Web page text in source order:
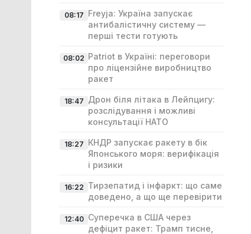
08:17 Freyja: Україна запускає
антибалістичну систему —
перші тести готують
08:02 Patriot в Україні: переговори
про ліцензійне виробництво
ракет
18:47 Дрон біля літака в Лейпцигу:
розслідування і можливі
консультації НАТО
18:27 КНДР запускає ракету в бік
Японського моря: верифікація
і ризики
16:22 Тирзепатид і інфаркт: що саме
доведено, а що ще перевірити
12:40 Суперечка в США через
дефіцит ракет: Трамп тисне,